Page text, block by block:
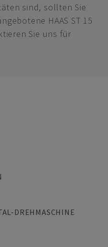
sind, sollten Sie
HAAS ST 15
Sie uns für
DREHMASCHINE